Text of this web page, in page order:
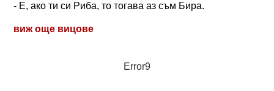
- Е, ако ти си Риба, то тогава аз съм Бира.
виж още вицове
Error9